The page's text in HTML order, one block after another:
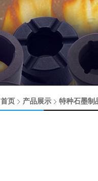
首页 产品展示 特种石墨制